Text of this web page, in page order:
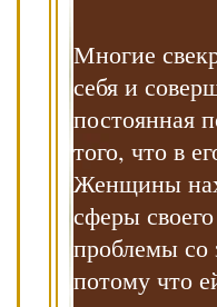
Многие
себя и
постоянная
того, что в
Женщины
сферы
проблемы со
потому что